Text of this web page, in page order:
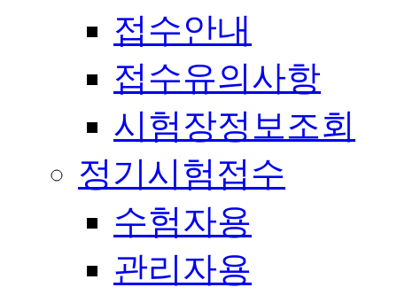
접수안내
접수유의사항
시험장정보조회
정기시험접수
수험자용
관리자용